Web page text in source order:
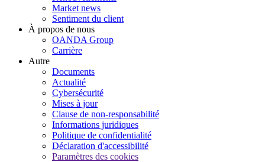
Market news
Sentiment du client
À propos de nous
OANDA Group
Carrière
Autre
Documents
Actualité
Cybersécurité
Mises à jour
Clause de non-responsabilité
Informations juridiques
Politique de confidentialité
Déclaration d'accessibilité
Paramètres des cookies